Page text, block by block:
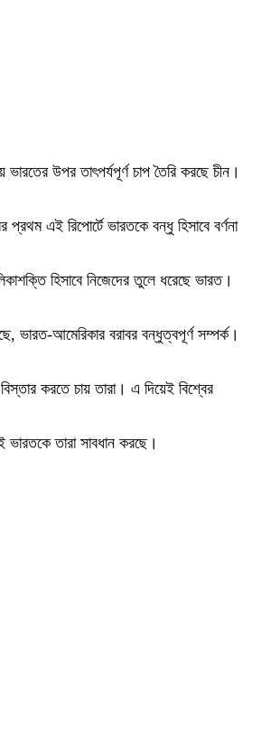
উপর তাৎপর্যপূর্ণ চাপ তৈরি করছে চীন।
এই রিপোর্টে ভারতকে বন্ধু হিসাবে বর্ণনা
হিসাবে নিজেদের তুলে ধরেছে ভারত।
ভারত-আমেরিকার বরাবর বন্ধুত্বপূর্ণ সম্পর্ক।
করতে চায় তারা। এ দিয়েই বিশ্বের
তারা সাবধান করছে।